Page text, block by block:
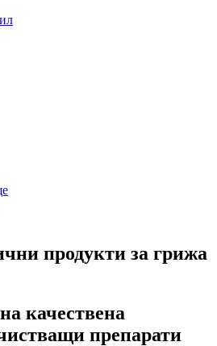
продукти за грижа
качествена
препарати